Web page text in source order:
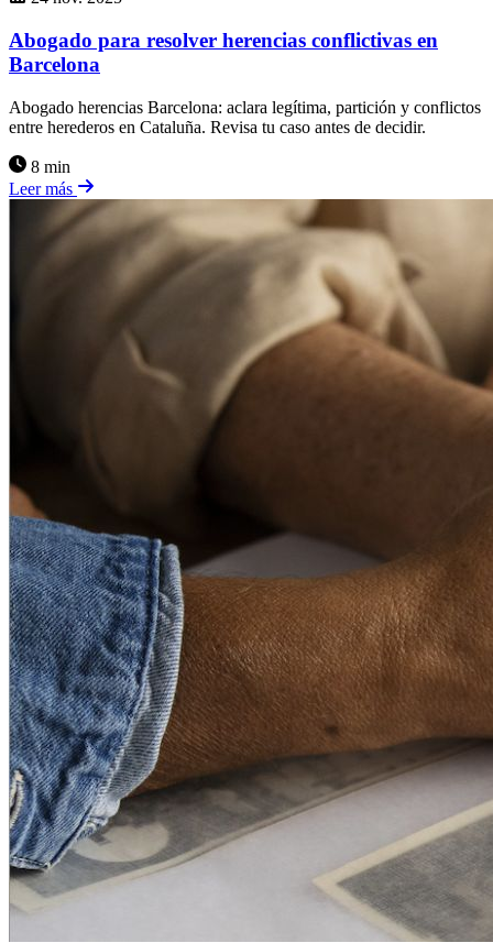
Abogado para resolver herencias conflictivas en
Barcelona
Abogado herencias Barcelona: aclara legítima, partición y conflictos
entre herederos en Cataluña. Revisa tu caso antes de decidir.
8 min
Leer más